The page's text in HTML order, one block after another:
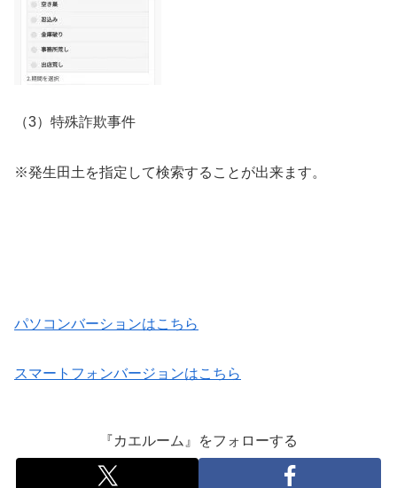
（3）特殊詐欺事件
※発生田土を指定して検索することが出来ます。
パソコンバーションはこちら
スマートフォンバージョンはこちら
『カエルーム』をフォローする